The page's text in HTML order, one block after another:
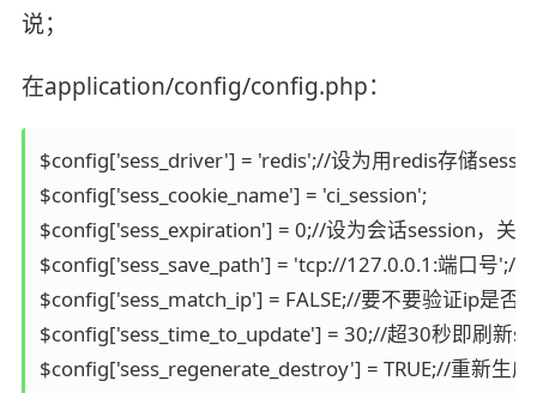
说；
在application/config/config.php：
$config['sess_driver'] = 'redis';//设为用redis存储
$config['sess_cookie_name'] = 'ci_session';
$config['sess_expiration'] = 0;//设为会话session，关
$config['sess_save_path'] = 'tcp://127.0.0.1:端口号';//
$config['sess_match_ip'] = FALSE;//要不要验证ip是否
$config['sess_time_to_update'] = 30;//超30秒即刷新